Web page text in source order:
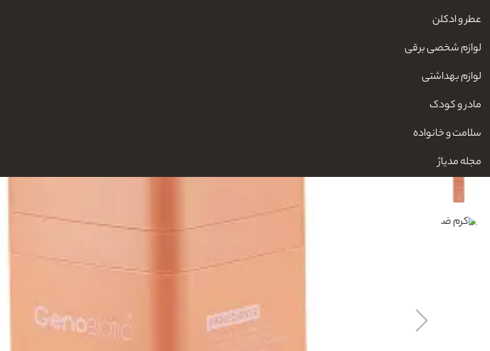
عطر و ادکلن
لوازم شخصی برقی
لوازم بهداشتی
مادر و کودک
سلامت و خانواده
مجله مدیاژ